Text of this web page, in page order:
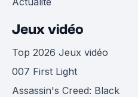
Jeux vidéo
Top 2026 Jeux vidéo
007 First Light
Assassin's Creed: Black